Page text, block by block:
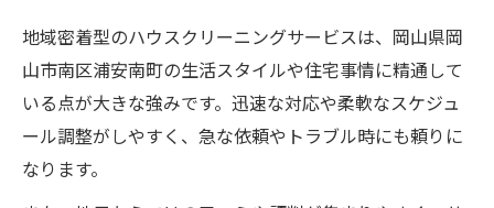
地域密着型のハウスクリーニングサービスは、岡山県岡
山市南区浦安南町の生活スタイルや住宅事情に精通して
いる点が大きな強みです。迅速な対応や柔軟なスケジュ
ール調整がしやすく、急な依頼やトラブル時にも頼りに
なります。